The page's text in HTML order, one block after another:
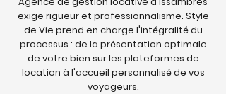
exige rigueur et professionnalisme. Style
de Vie prend en charge l'intégralité du
processus : de la présentation optimale
de votre bien sur les plateformes de
location à l'accueil personnalisé de vos
voyageurs.